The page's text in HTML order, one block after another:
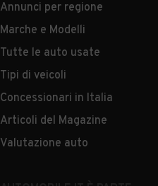
Annunci per regione
Marche e Modelli
Tutte le auto usate
Tipi di veicoli
Concessionari in Italia
Articoli del Magazine
Valutazione auto